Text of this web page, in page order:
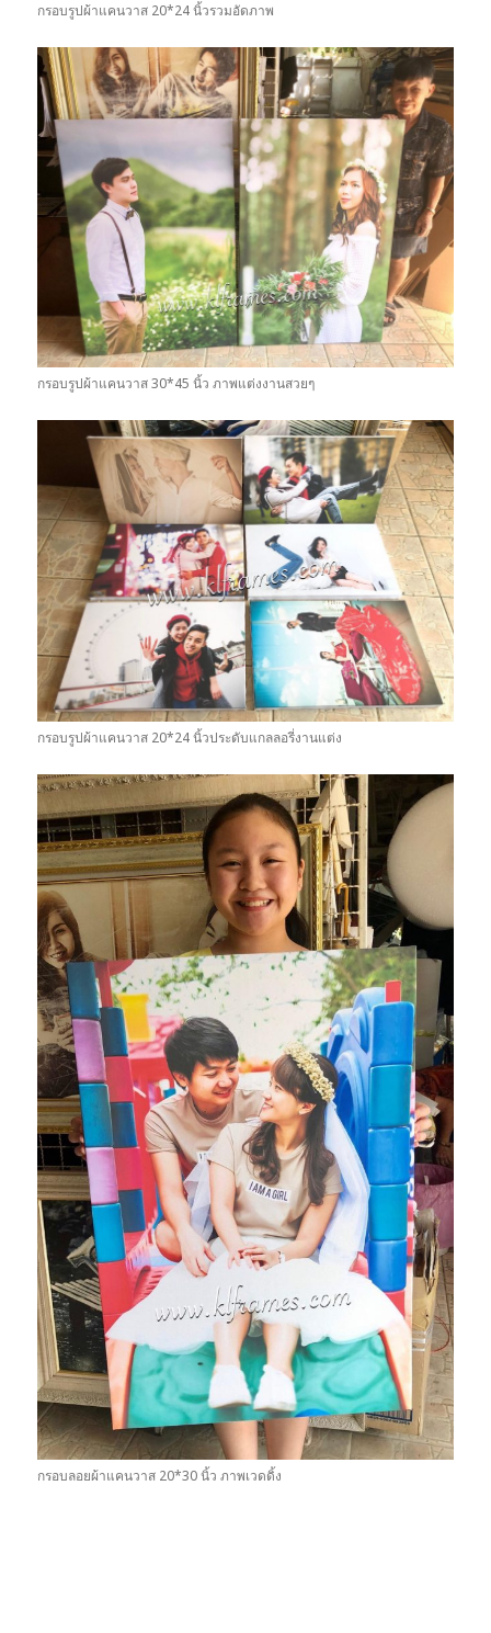
กรอบรูปผ้าแคนวาส 20*24 นิ้วรวมอัดภาพ
กรอบรูปผ้าแคนวาส 30*45 นิ้ว ภาพแต่งงานสวยๆ
กรอบรูปผ้าแคนวาส 20*24 นิ้วประดับแกลลอรี่งานแต่ง
กรอบลอยผ้าแคนวาส 20*30 นิ้ว ภาพเวดดิ้ง